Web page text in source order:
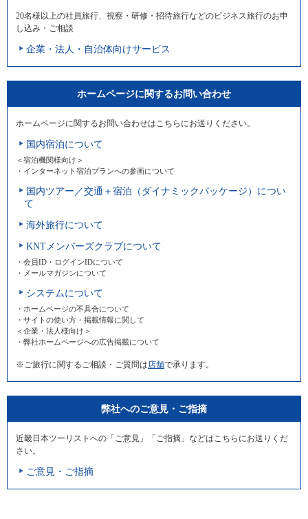
20名様以上の社員旅行、視察・研修・招待旅行などのビジネス旅行のお申
し込み・ご相談
企業・法人・自治体向けサービス
ホームページに関するお問い合わせ
ホームページに関するお問い合わせはこちらにお送りください。
国内宿泊について
＜宿泊機関様向け＞
・インターネット宿泊プランへの参画について
国内ツアー／交通＋宿泊（ダイナミックパッケージ）につい
て
海外旅行について
KNTメンバーズクラブについて
・会員ID・ログインIDについて
・メールマガジンについて
システムについて
・ホームページの不具合について
・サイトの使い方・掲載情報に関して
＜企業・法人様向け＞
・弊社ホームページへの広告掲載について
※ご旅行に関するご相談・ご質問は 店舗で承ります。
弊社へのご意見・ご指摘
近畿日本ツーリストへの「ご意見」「ご指摘」などはこちらにお送りくだ
さい。
ご意見・ご指摘